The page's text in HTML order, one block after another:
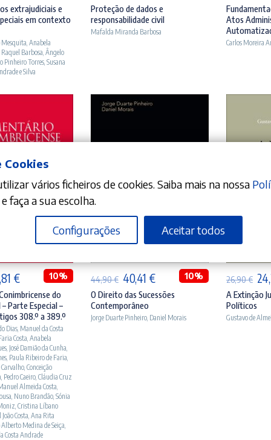
€.
preço
atual
é:
21,51 €.
extrajudiciais e
em contexto
Mesquita,Anabela
Barbosa,Ângelo
Pinheiro Torres,Susana
e Silva
preço
original
preço
atual
Proteção de dados e
responsabilidade civil
Mafalda Miranda Barbosa
Atos
Carlos Moreira
€.
€O
preço
atual
é:
99,81 €.
10%
do
Parte Especial –
308.º a 389.º
Dias, Manuel da Costa
Costa,Anabela
, José Damião da Cunha,
, Paula Ribeiro de Faria,
,Conceição
, Pedro Caeiro,Cláudia Cruz
Almeida Costa,
, Nuno Brandão,Sónia
,Cristina Líbano
Costa,Ana Rita
Medina de Seiça,
Costa Andrade
ADICIONAR
44,90€ O
preço
original
40,41 €O
preço
10%
O Direito das Sucessões
Contemporâneo
Jorge Duarte Pinheiro, Daniel Morais
26,90€ O
A Extinção
Políticos
Gustavo de
Cookies
vários ficheiros de cookies. Saiba mais na nossa
e faça a sua escolha.
Configurações Aceitar todos